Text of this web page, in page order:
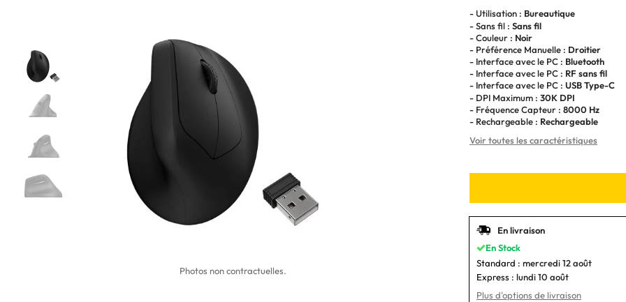
Photos non contractuelles.
- Utilisation : Bureautique
- Sans fil : Sans fil
- Couleur : Noir
- Préférence Manuelle : Droitier
- Interface avec le PC : Bluetooth
- Interface avec le PC : RF sans fil
- Interface avec le PC : USB Type-C
- DPI Maximum : 30K DPI
- Fréquence Capteur : 8000 Hz
- Rechargeable : Rechargeable
Voir toutes les caractéristiques
En livraison
En Stock
Standard : mercredi 12 août
Express : lundi 10 août
Plus d'options de livraison